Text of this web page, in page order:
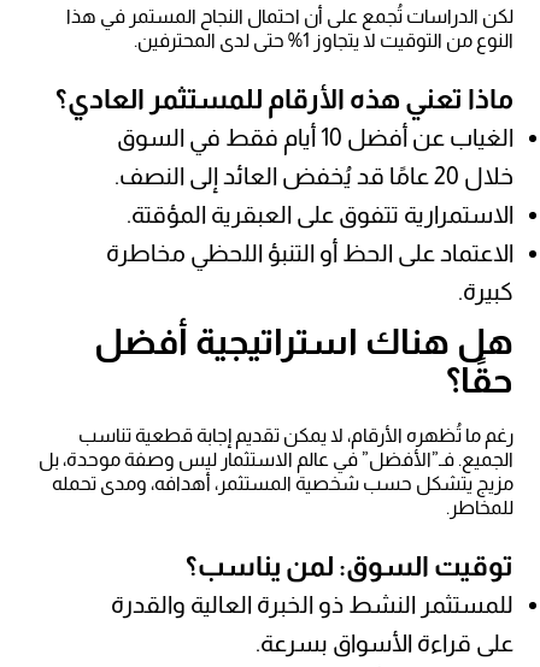
لكن الدراسات تُجمع على أن احتمال النجاح المستمر في هذا
النوع من التوقيت لا يتجاوز 1% حتى لدى المحترفين.
ماذا تعني هذه الأرقام للمستثمر العادي؟
الغياب عن أفضل 10 أيام فقط في السوق
خلال 20 عامًا قد يُخفض العائد إلى النصف.
الاستمرارية تتفوق على العبقرية المؤقتة.
الاعتماد على الحظ أو التنبؤ اللحظي مخاطرة
كبيرة.
هل هناك استراتيجية أفضل
حقًا؟
رغم ما تُظهره الأرقام، لا يمكن تقديم إجابة قطعية تناسب
الجميع. فـ”الأفضل” في عالم الاستثمار ليس وصفة موحدة، بل
مزيج يتشكل حسب شخصية المستثمر، أهدافه، ومدى تحمله
للمخاطر.
توقيت السوق: لمن يناسب؟
للمستثمر النشط ذو الخبرة العالية والقدرة
على قراءة الأسواق بسرعة.